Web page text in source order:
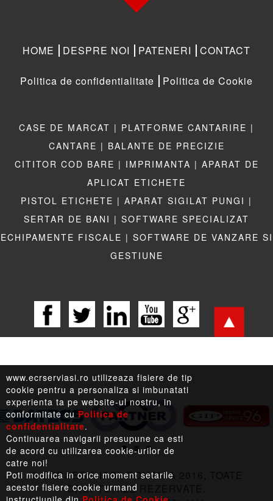
HOME DESPRE NOI PATENERI CONTACT
Politica de confidentialitate Politica de Cookie
CASE DE MARCAT | PLATFORME CANTARIRE |
CANTARE | BALANTE DE PRECIZIE
CITITOR COD BARE | IMPRIMANTA | APARAT DE
APLICAT ETICHETE
PISTOL ETICHETE | APARAT SIGILAT PUNGI |
SERTAR DE BANI | SOFTWARE SPECIALIZAT
ECHIPAMENTE FISCALE | SOFTWARE DE VANZARE SI
GESTIUNE
LEGISLATIE | TERMENI LEGALI | LINKURI UTILE
© ECRSERV, IASI, ROMANIA 2016, TOATE
DREPTURILE REZERVATE.
www.ecrserviasi.ro utilizeaza fisiere de tip
cookie pentru a personaliza si imbunatati
experienta ta pe website-ul nostru, in
conformitate cuPolitica de
confidentialitate.
Continuarea navigarii presupune ca esti
de acord cu utilizarea cookie-urilor de
catre noi!
Poti modifica in orice moment setarile
acestor fisiere cookie urmand